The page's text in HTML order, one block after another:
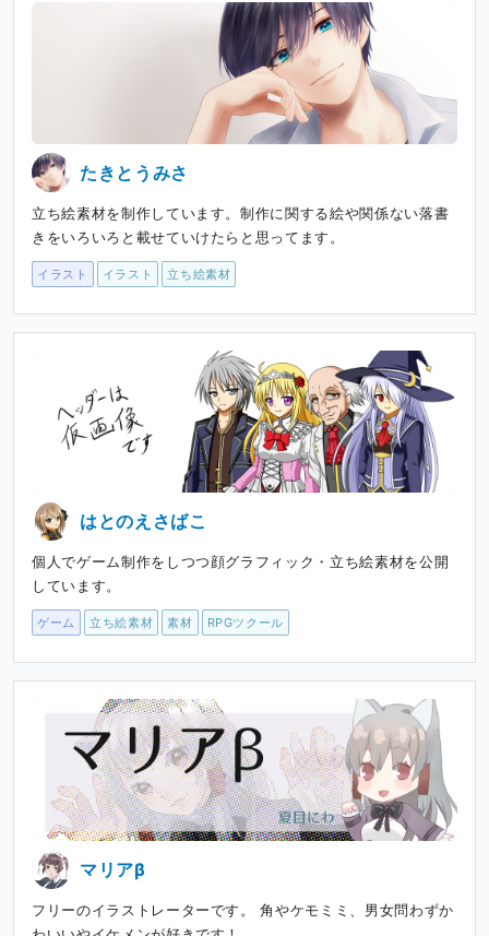
たきとうみさ
立ち絵素材を制作しています。制作に関する絵や関係ない落書
きをいろいろと載せていけたらと思ってます。
イラスト イラスト 立ち絵素材
はとのえさばこ
個人でゲーム制作をしつつ顔グラフィック・立ち絵素材を公開
しています。
ゲーム 立ち絵素材 素材 RPGツクール
マリアβ
フリーのイラストレーターです。 角やケモミミ、男女問わずか